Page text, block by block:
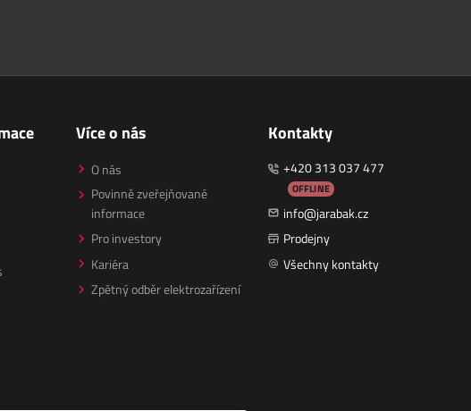
Více o nás
O nás
Povinně zveřejňované
informace
Pro investory
Kariéra
Zpětný odběr elektrozařízení
Kontakty
+420 313 037 477
OFFLINE
info@jarabak.cz
Prodejny
Všechny kontakty